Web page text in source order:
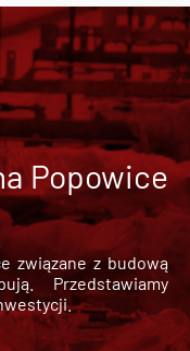
Popowice
związane z budową
Przedstawiamy